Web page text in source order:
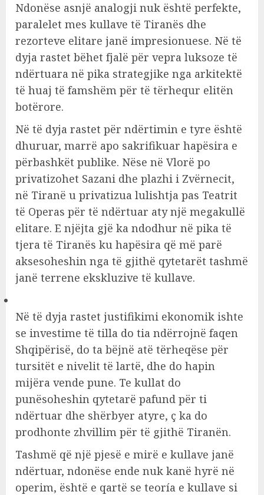
Ndonëse asnjë analogji nuk është perfekte,
paralelet mes kullave të Tiranës dhe
rezorteve elitare janë impresionuese. Në të
dyja rastet bëhet fjalë për vepra luksoze të
ndërtuara në pika strategjike nga arkitektë
të huaj të famshëm për të tërhequr elitën
botërore.
Në të dyja rastet për ndërtimin e tyre është
dhuruar, marrë apo sakrifikuar hapësira e
përbashkët publike. Nëse në Vlorë po
privatizohet Sazani dhe plazhi i Zvërnecit,
në Tiranë u privatizua lulishtja pas Teatrit
të Operas për të ndërtuar aty një megakullë
elitare. E njëjta gjë ka ndodhur në pika të
tjera të Tiranës ku hapësira që më parë
aksesoheshin nga të gjithë qytetarët tashmë
janë terrene ekskluzive të kullave.
Në të dyja rastet justifikimi ekonomik ishte
se investime të tilla do tia ndërrojnë faqen
Shqipërisë, do ta bëjnë atë tërheqëse për
tursitët e nivelit të lartë, dhe do hapin
mijëra vende pune. Te kullat do
punësoheshin qytetarë pafund për ti
ndërtuar dhe shërbyer atyre, ç ka do
prodhonte zhvillim për të gjithë Tiranën.
Tashmë që një pjesë e mirë e kullave janë
ndërtuar, ndonëse ende nuk kanë hyrë në
operim, është e qartë se teoría e kullave si